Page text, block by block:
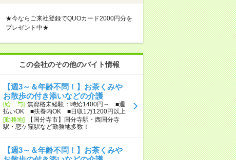
★今ならご来社登録でQUOカード2000円分を
プレゼント中★
この会社のその他のバイト情報
【週3～＆年齢不問！】お茶くみや
お散歩の付き添いなどの介護
[給 与] 無資格未経験：時給1400円～ ■週
払いOK ■扶養内OK ■日収1万1200円以上
[勤務地]
【国分寺市】国分寺駅・西国分寺
駅・恋ケ窪駅など勤務地多数！
【週3～＆年齢不問！】お茶くみや